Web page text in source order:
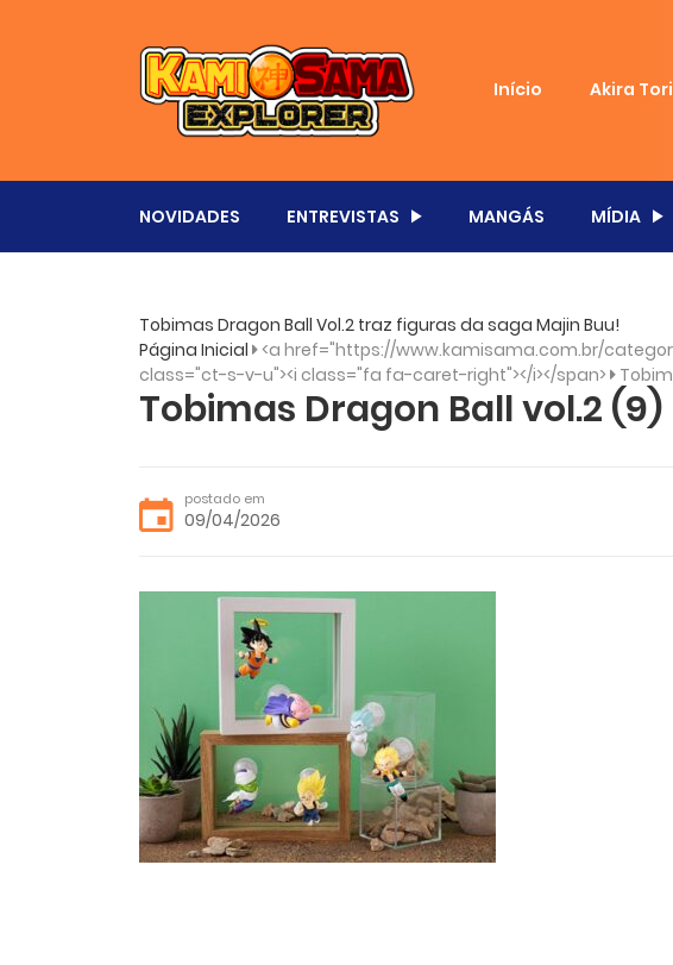
Início Akira
NOVIDADES ENTREVISTAS MANGÁS MÍDIA
Tobimas Dragon Ball Vol.2 traz figuras da saga Majin Buu!
Página Inicial <a href="https://www.kamisama.com.br/
class="ct-s-v-u"><i class="fa fa-caret-right"></i></span>
Tobimas Dragon Ball vol.2 (9)
postado em
09/04/2026